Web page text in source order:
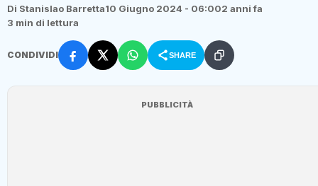
Di Stanislao Barretta10 Giugno 2024 - 06:002 anni fa
3 min di lettura
CONDIVIDI SHARE
PUBBLICITÀ